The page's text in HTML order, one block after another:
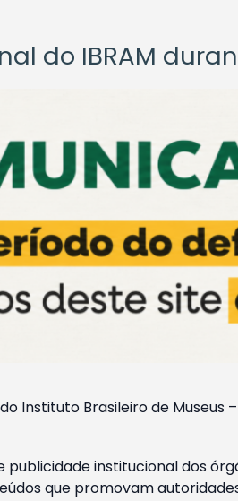
do IBRAM
Instituto Brasileiro de
institucional dos
que promovam